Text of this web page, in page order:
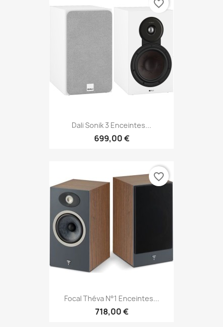
Dali Sonik 3 Enceintes...
699,00 €
favorite_border
Focal Théva N°1 Enceintes...
718,00 €
favorite_border